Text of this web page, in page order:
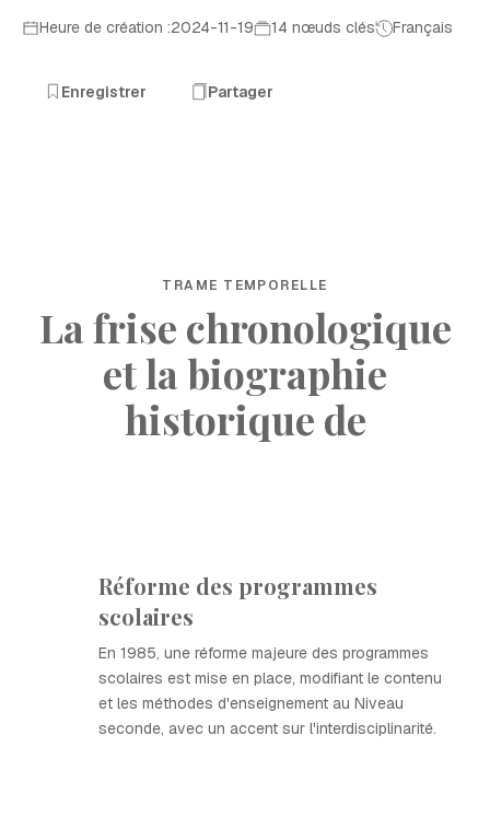
Heure de création :2024-11-19 14 nœuds clés Français
Enregistrer Partager
TRAME TEMPORELLE
La frise chronologique
et la biographie
historique de
Réforme des programmes
scolaires
En 1985, une réforme majeure des programmes
scolaires est mise en place, modifiant le contenu
et les méthodes d'enseignement au Niveau
seconde, avec un accent sur l'interdisciplinarité.